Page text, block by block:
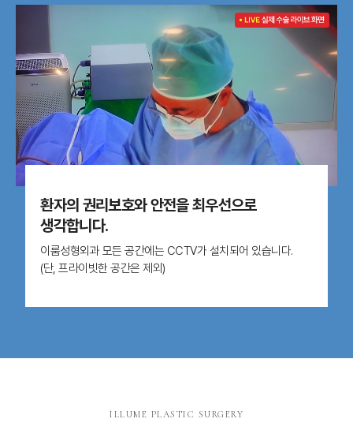
환자의 권리보호와 안전을 최우선으로
생각합니다.
이룸성형외과 모든 공간에는 CCTV가 설치되어 있습니다.
(단, 프라이빗한 공간은 제외)
ILLUME PLASTIC SURGERY